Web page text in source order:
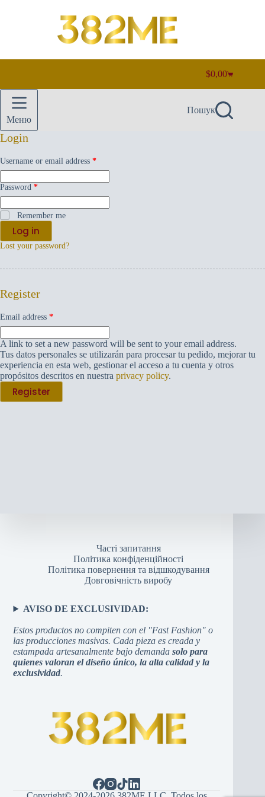
Кошик
$0,00
Меню
Пошук
Login
Username or email address *Required
Password *Required
Remember me
Log in
Lost your password?
Register
Email address *Required
A link to set a new password will be sent to your email address.
Tus datos personales se utilizarán para procesar tu pedido, mejorar tu
experiencia en esta web, gestionar el acceso a tu cuenta y otros
propósitos descritos en nuestra privacy policy.
Register
Часті запитання
Політика конфіденційності
Політика повернення та відшкодування
Довговічність виробу
AVISO DE EXCLUSIVIDAD:
Estos productos no compiten con el "Fast Fashion" o
las producciones masivas. Cada pieza es creada y
estampada artesanalmente bajo demandasolo para
quienes valoran el diseño único, la alta calidad y la
exclusividad.